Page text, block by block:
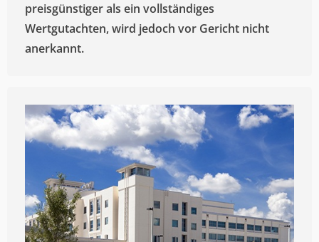
preisgünstiger als ein vollständiges
Wertgutachten, wird jedoch vor Gericht nicht
anerkannt.